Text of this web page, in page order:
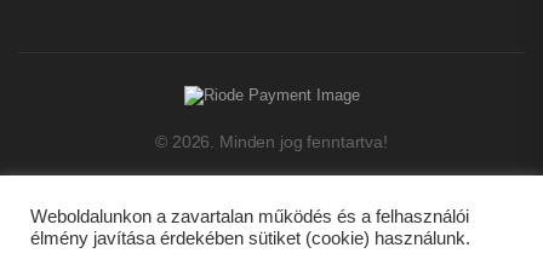
© 2026. Minden jog fenntartva!
Weboldalunkon a zavartalan működés és a felhasználói
élmény javítása érdekében sütiket (cookie) használunk.